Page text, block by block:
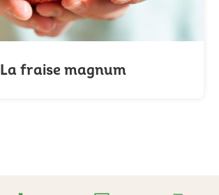
La fraise magnum